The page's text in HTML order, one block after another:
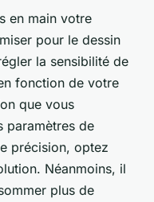
en main votre
pour le dessin
la sensibilité de
fonction de votre
que vous
paramètres de
précision, optez
Néanmoins, il
plus de